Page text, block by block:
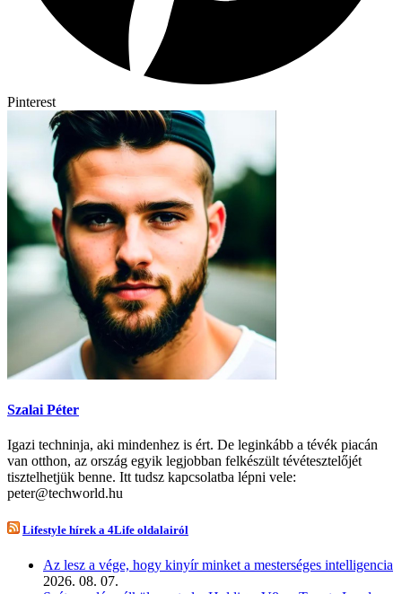
Pinterest
Szalai Péter
Igazi techninja, aki mindenhez is ért. De leginkább a tévék piacán
van otthon, az ország egyik legjobban felkészült tévétesztelőjét
tisztelhetjük benne. Itt tudsz kapcsolatba lépni vele:
peter@techworld.hu
Lifestyle hírek a 4Life oldalairól
Az lesz a vége, hogy kinyír minket a mesterséges intelligencia
2026. 08. 07.